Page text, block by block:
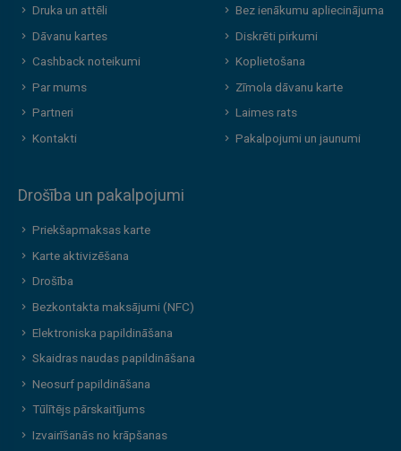
Druka un attēli
Dāvanu kartes
Cashback noteikumi
Par mums
Partneri
Kontakti
Bez ienākumu apliecinājuma
Diskrēti pirkumi
Koplietošana
Zīmola dāvanu karte
Laimes rats
Pakalpojumi un jaunumi
Drošība un pakalpojumi
Priekšapmaksas karte
Karte aktivizēšana
Drošība
Bezkontakta maksājumi (NFC)
Elektroniska papildināšana
Skaidras naudas papildināšana
Neosurf papildināšana
Tūlītējs pārskaitījums
Izvairīšanās no krāpšanas